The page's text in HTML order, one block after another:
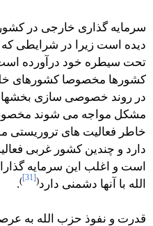
سرمایه گذاری خارجی در
دیده است زیرا در شرایطی که
تحت سیطره خود درآورده
کشورها مخصوصا کشورهای
در روند خصوصی سازی
مشکل مواجه می شوند
خاطر فعالیت های تروریستی
دارد و چندین کشور غربی
است و اغلب این سرمایه
الله با آنها دشمنی دارد(
[31]
)
.
قدرت و نفوذ حزب الله به